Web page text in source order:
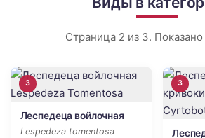
Страница 2 из 3. Показано
3
Леспедеца войлочная
Lespedeza tomentosa
3